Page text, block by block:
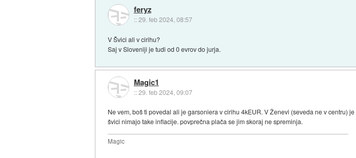
feryz
::29. feb 2024, 08:57
V Švici ali v cirihu?
Saj v Sloveniji je tudi od 0 evrov do jurja.
Magic1
::29. feb 2024, 09:07
Ne vem, boš ti povedal ali je garsoniera v cirihu 4kEUR. V Ženevi (seveda ne v centru)
švici nimajo take inflacije. povprečna plača se jim skoraj ne spreminja.
Magic